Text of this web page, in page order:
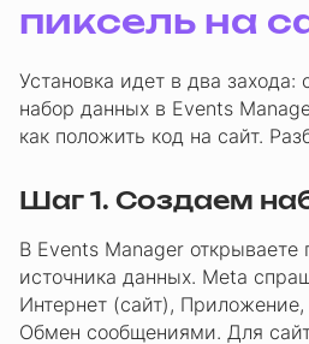
пиксель на
Установка идет в два захода:
набор данных в Events
как положить код на сайт.
Шаг 1. Создаем
В Events Manager открываете
источника данных. Meta
Интернет (сайт),
Обмен сообщениями. Для